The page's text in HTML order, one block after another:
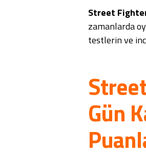
Street
zamanlarda
testlerin ve
Gün